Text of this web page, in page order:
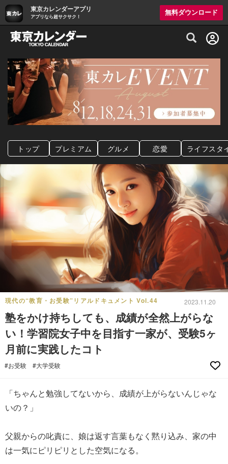
東京カレンダーアプリ
アプリなら超サクサク！
無料ダウンロード
グルメ情報・プレミアムレストラン予約
トップ プレミアム グルメ 恋愛 ライフスタ
現代の“教育・お受験”リアルドキュメント Vol.44 2023.11.20
塾をかけ持ちしても、成績が全然上がらな
い！学習院女子中を目指す一家が、受験5ヶ
月前に実践したコト
#お受験 #大学受験
「ちゃんと勉強してないから、成績が上がらないんじゃな
いの？」
父親からの叱責に、娘は返す言葉もなく黙り込み、家の中
は一気にピリピリとした空気になる。